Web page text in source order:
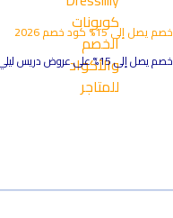
خصم يصل إلى 15% كود خصم2026
خصم يصل إلى 15% على عروض دريس ليلي